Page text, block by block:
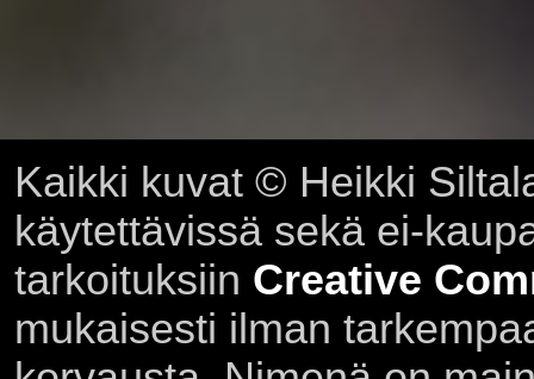
Kaikki kuvat © Heikki
käytettävissä sekä ei-
tarkoituksiin Creative
mukaisesti ilman